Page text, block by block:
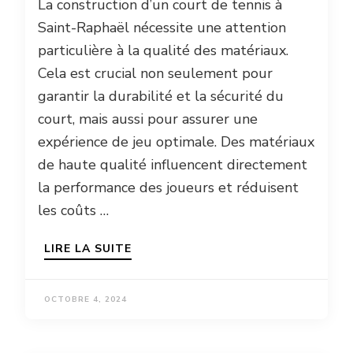
La construction d’un court de tennis à
Saint-Raphaël nécessite une attention
particulière à la qualité des matériaux.
Cela est crucial non seulement pour
garantir la durabilité et la sécurité du
court, mais aussi pour assurer une
expérience de jeu optimale. Des matériaux
de haute qualité influencent directement
la performance des joueurs et réduisent
les coûts …
LIRE LA SUITE
OCTOBRE 4, 2024